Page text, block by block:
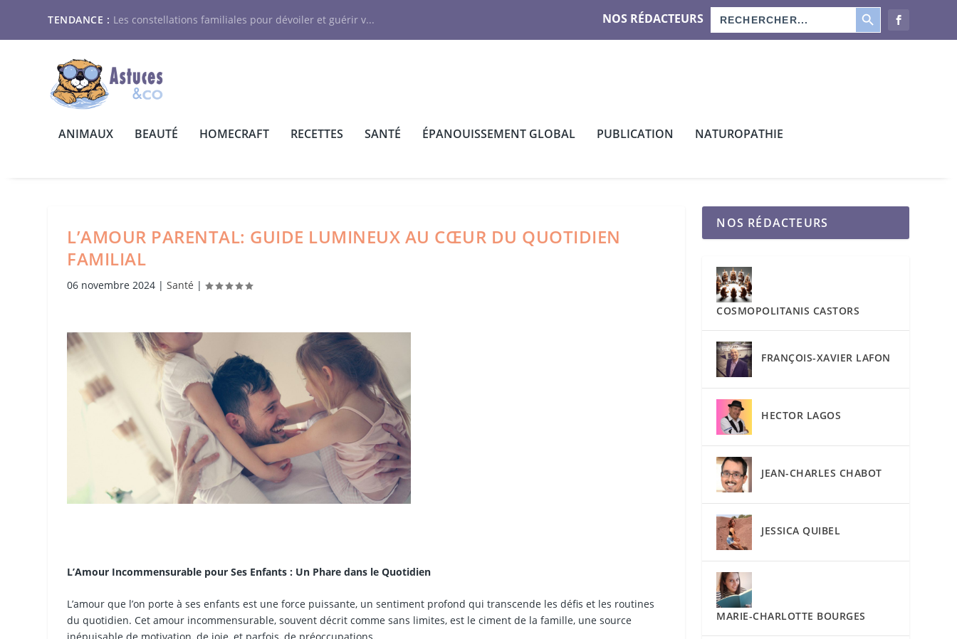
TENDANCE : Les constellations familiales pour dévoiler et guérir v... NOS RÉDACTEURS Search
for:
SEARCH BUTTON
ANIMAUX BEAUTÉ HOMECRAFT RECETTES SANTÉ ÉPANOUISSEMENT GLOBAL PUBLICATION NATUROPATHIE
L’AMOUR PARENTAL: GUIDE LUMINEUX AU CŒUR DU QUOTIDIEN
FAMILIAL
06 novembre 2024 |Santé |
L’Amour Incommensurable pour Ses Enfants : Un Phare dans le Quotidien
L’amour que l’on porte à ses enfants est une force puissante, un sentiment profond qui transcende les défis et les routines
du quotidien. Cet amour incommensurable, souvent décrit comme sans limites, est le ciment de la famille, une source
NOS RÉDACTEURS
COSMOPOLITANIS CASTORS
FRANÇOIS-XAVIER LAFON
HECTOR LAGOS
JEAN-CHARLES CHABOT
JESSICA QUIBEL
MARIE-CHARLOTTE BOURGES